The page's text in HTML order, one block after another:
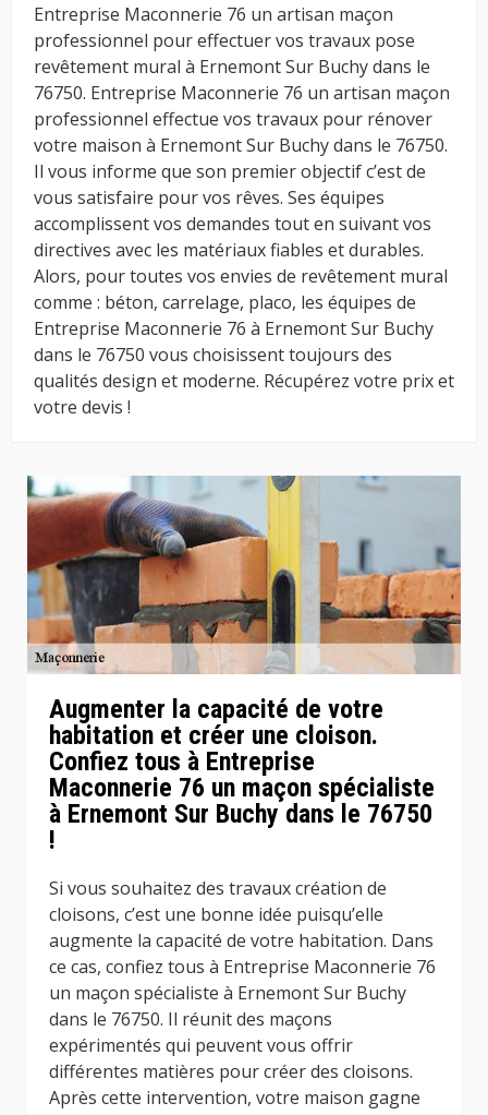
Entreprise Maconnerie 76 un artisan maçon
professionnel pour effectuer vos travaux pose
revêtement mural à Ernemont Sur Buchy dans le
76750. Entreprise Maconnerie 76 un artisan maçon
professionnel effectue vos travaux pour rénover
votre maison à Ernemont Sur Buchy dans le 76750.
Il vous informe que son premier objectif c’est de
vous satisfaire pour vos rêves. Ses équipes
accomplissent vos demandes tout en suivant vos
directives avec les matériaux fiables et durables.
Alors, pour toutes vos envies de revêtement mural
comme : béton, carrelage, placo, les équipes de
Entreprise Maconnerie 76 à Ernemont Sur Buchy
dans le 76750 vous choisissent toujours des
qualités design et moderne. Récupérez votre prix et
votre devis !
Augmenter la capacité de votre
habitation et créer une cloison.
Confiez tous à Entreprise
Maconnerie 76 un maçon spécialiste
à Ernemont Sur Buchy dans le 76750
!
Si vous souhaitez des travaux création de
cloisons, c’est une bonne idée puisqu’elle
augmente la capacité de votre habitation. Dans
ce cas, confiez tous à Entreprise Maconnerie 76
un maçon spécialiste à Ernemont Sur Buchy
dans le 76750. Il réunit des maçons
expérimentés qui peuvent vous offrir
différentes matières pour créer des cloisons.
Après cette intervention, votre maison gagne